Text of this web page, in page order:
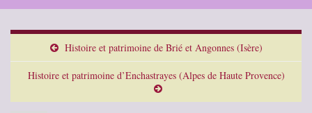
Histoire et patrimoine de Brié et Angonnes (Isère)
Histoire et patrimoine d’Enchastrayes (Alpes de Haute Provence)